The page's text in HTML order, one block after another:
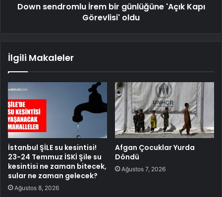
Down sendromlu İrem bir günlüğüne 'Açık Kapı
Görevlisi' oldu
İlgili Makaleler
İstanbul ŞİLE su kesintisi!
23-24 Temmuz İSKİ Şile su
kesintisi ne zaman bitecek,
sular ne zaman gelecek?
Ağustos 8, 2026
Afgan Çocuklar Yurda
Döndü
Ağustos 7, 2026